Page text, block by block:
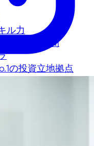
ル力
生み出す空間
の投資立地拠点